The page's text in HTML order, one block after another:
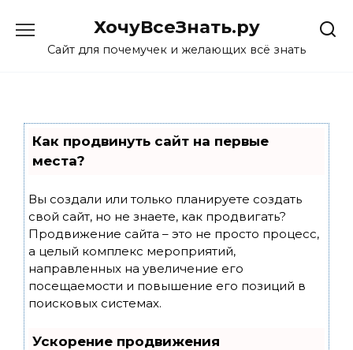
content
ХочуВсеЗнать.ру
Сайт для почемучек и желающих всё знать
Как продвинуть сайт на первые
места?
Вы создали или только планируете создать
свой сайт, но не знаете, как продвигать?
Продвижение сайта – это не просто процесс,
а целый комплекс мероприятий,
направленных на увеличение его
посещаемости и повышение его позиций в
поисковых системах.
Ускорение продвижения